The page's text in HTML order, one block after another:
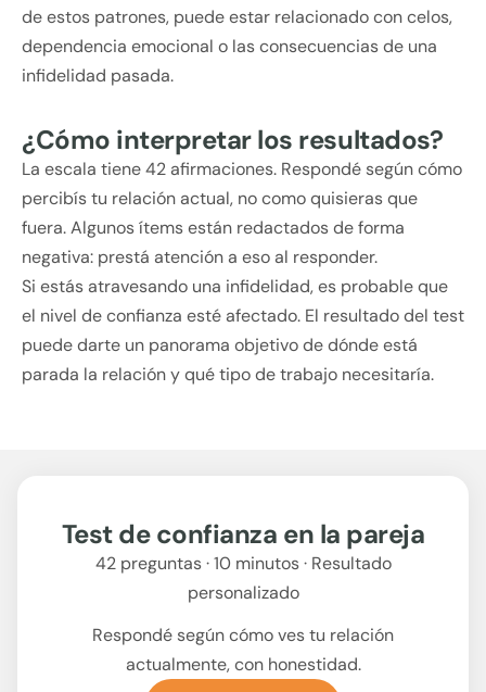
de estos patrones, puede estar relacionado con celos,
dependencia emocional o las consecuencias de una
infidelidad pasada.
¿Cómo interpretar los resultados?
La escala tiene 42 afirmaciones. Respondé según cómo
percibís tu relación actual, no como quisieras que
fuera. Algunos ítems están redactados de forma
negativa: prestá atención a eso al responder.
Si estás atravesando una infidelidad, es probable que
el nivel de confianza esté afectado. El resultado del test
puede darte un panorama objetivo de dónde está
parada la relación y qué tipo de trabajo necesitaría.
Test de confianza en la pareja
42 preguntas · 10 minutos · Resultado
personalizado
Respondé según cómo ves tu relación
actualmente, con honestidad.